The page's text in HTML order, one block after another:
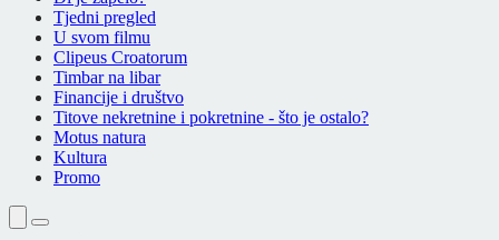
Tjedni pregled
U svom filmu
Clipeus Croatorum
Timbar na libar
Financije i društvo
Titove nekretnine i pokretnine - što je ostalo?
Motus natura
Kultura
Promo